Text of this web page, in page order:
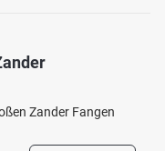
Zander Fangen